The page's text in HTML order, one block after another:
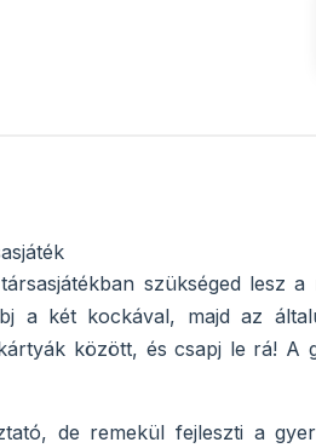
szükséged lesz
a két kockával, majd az
között, és csapj le rá! A
de remekül fejleszti a